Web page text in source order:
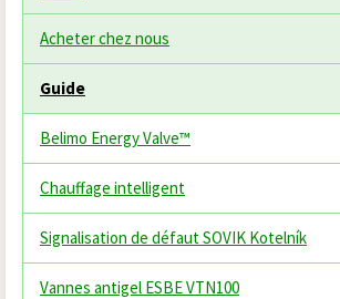
Acheter chez nous
Guide
Belimo Energy Valve™
Chauffage intelligent
Signalisation de défaut SOVIK Kotelník
Vannes antigel ESBE VTN100